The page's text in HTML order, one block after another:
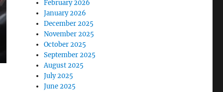
February 2026
January 2026
December 2025
November 2025
October 2025
September 2025
August 2025
July 2025
June 2025